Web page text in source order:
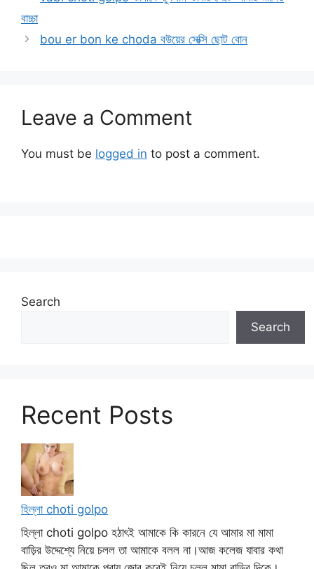
বাচ্চা
bou er bon ke choda বউয়ের সেক্সি ছোট বোন
Leave a Comment
You must be logged in to post a comment.
Search
Search
Recent Posts
হিল্লা choti golpo
হিল্লা choti golpo হঠাৎই আমাকে কি কারনে যে আমার মা মামা
বাড়ির উদ্দেশ্যে নিয়ে চলল তা আমাকে বলল না।আজ কলেজ যাবার কথা